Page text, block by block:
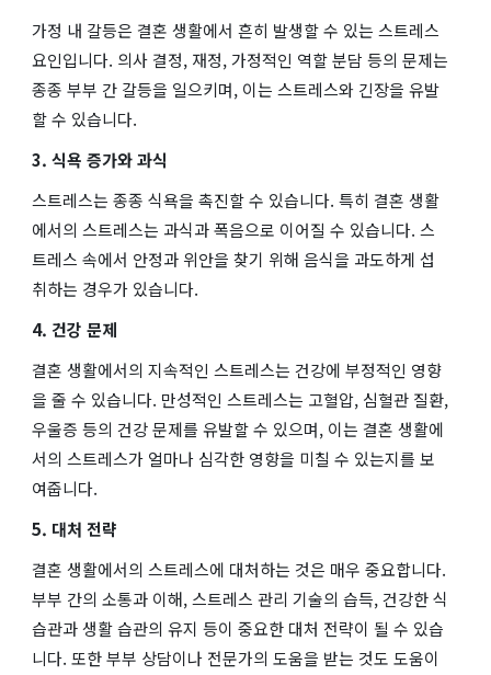
가정 내 갈등은 결혼 생활에서 흔히 발생할 수 있는 스트레스
요인입니다. 의사 결정, 재정, 가정적인 역할 분담 등의 문제는
종종 부부 간 갈등을 일으키며, 이는 스트레스와 긴장을 유발
할 수 있습니다.
3. 식욕 증가와 과식
스트레스는 종종 식욕을 촉진할 수 있습니다. 특히 결혼 생활
에서의 스트레스는 과식과 폭음으로 이어질 수 있습니다. 스
트레스 속에서 안정과 위안을 찾기 위해 음식을 과도하게 섭
취하는 경우가 있습니다.
4. 건강 문제
결혼 생활에서의 지속적인 스트레스는 건강에 부정적인 영향
을 줄 수 있습니다. 만성적인 스트레스는 고혈압, 심혈관 질환,
우울증 등의 건강 문제를 유발할 수 있으며, 이는 결혼 생활에
서의 스트레스가 얼마나 심각한 영향을 미칠 수 있는지를 보
여줍니다.
5. 대처 전략
결혼 생활에서의 스트레스에 대처하는 것은 매우 중요합니다.
부부 간의 소통과 이해, 스트레스 관리 기술의 습득, 건강한 식
습관과 생활 습관의 유지 등이 중요한 대처 전략이 될 수 있습
니다. 또한 부부 상담이나 전문가의 도움을 받는 것도 도움이